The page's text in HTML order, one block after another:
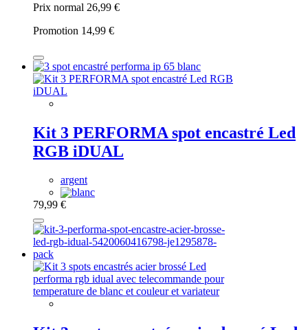
Prix normal 26,99 €
Promotion 14,99 €
Kit 3 PERFORMA spot encastré Led
RGB iDUAL
argent
79,99 €